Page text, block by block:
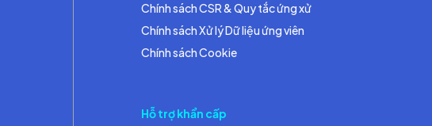
Chính sách CSR & Quy tắc ứng xử
Chính sách Xử lý Dữ liệu ứng viên
Chính sách Cookie
Hỗ trợ khẩn cấp